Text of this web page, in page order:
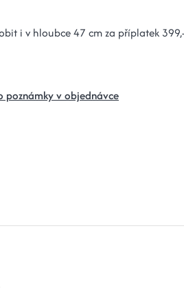
i v hloubce 47 cm za příplatek
poznámky v objednávce